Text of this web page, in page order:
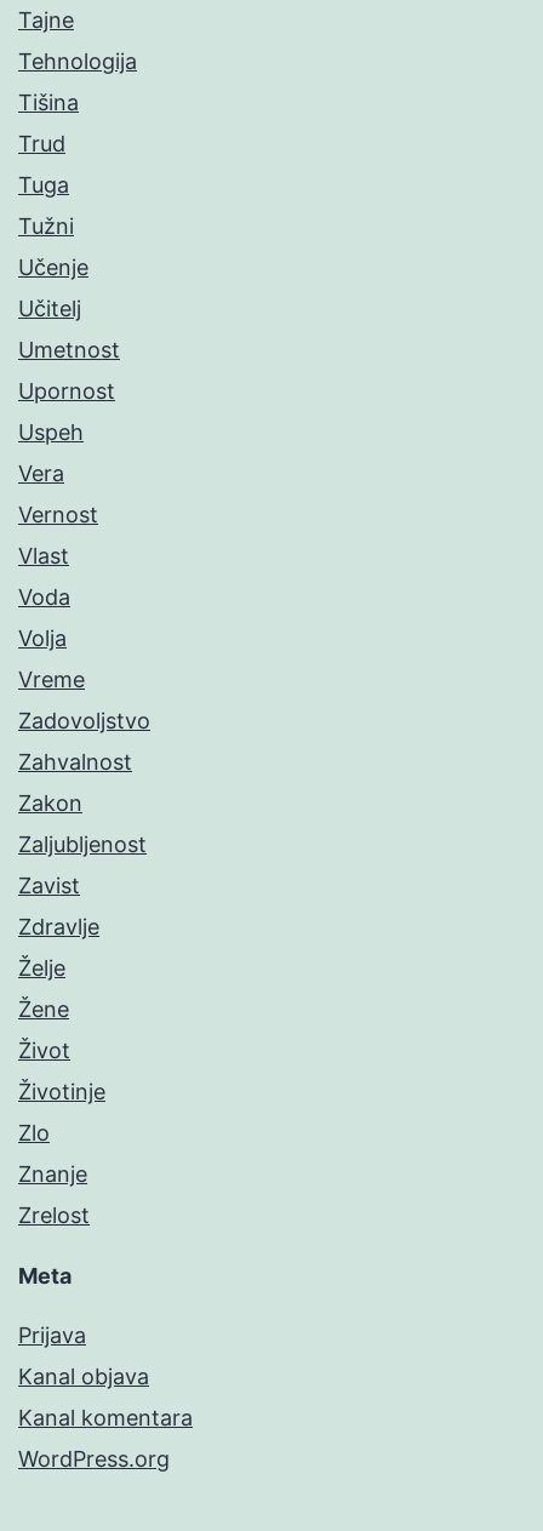
Tajne
Tehnologija
Tišina
Trud
Tuga
Tužni
Učenje
Učitelj
Umetnost
Upornost
Uspeh
Vera
Vernost
Vlast
Voda
Volja
Vreme
Zadovoljstvo
Zahvalnost
Zakon
Zaljubljenost
Zavist
Zdravlje
Želje
Žene
Život
Životinje
Zlo
Znanje
Zrelost
Meta
Prijava
Kanal objava
Kanal komentara
WordPress.org